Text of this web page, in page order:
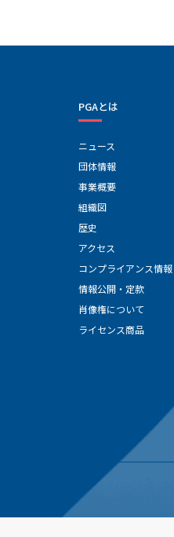
PGAとは
ニュース
団体情報
事業概要
組織図
歴史
アクセス
コンプライアンス情報
情報公開・定款
肖像権について
ライセンス商品